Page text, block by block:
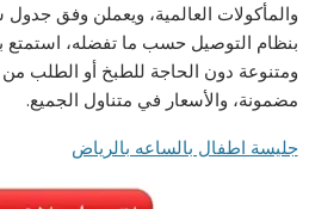
والمأكولات العالمية، ويعملن وفق
بنظام التوصيل حسب ما تفضله، استمتع
ومتنوعة دون الحاجة للطبخ أو الطلب
مضمونة، والأسعار في متناول الجميع.
جليسة اطفال بالساعه بالرياض